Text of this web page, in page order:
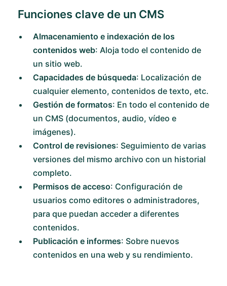
Funciones clave de un CMS
Almacenamiento e indexación de los
contenidos web: Aloja todo el contenido de
un sitio web.
Capacidades de búsqueda: Localización de
cualquier elemento, contenidos de texto, etc.
Gestión de formatos: En todo el contenido de
un CMS (documentos, audio, vídeo e
imágenes).
Control de revisiones: Seguimiento de varias
versiones del mismo archivo con un historial
completo.
Permisos de acceso: Configuración de
usuarios como editores o administradores,
para que puedan acceder a diferentes
contenidos.
Publicación e informes: Sobre nuevos
contenidos en una web y su rendimiento.